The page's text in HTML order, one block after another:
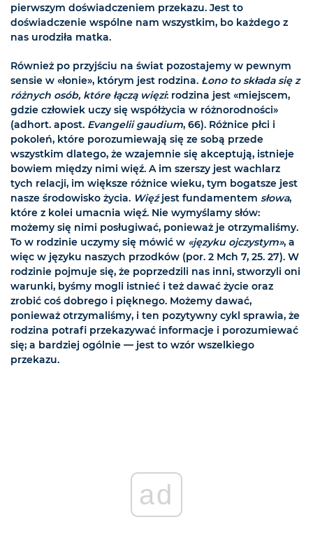
pierwszym doświadczeniem przekazu. Jest to
doświadczenie wspólne nam wszystkim, bo każdego z
nas urodziła matka.
Również po przyjściu na świat pozostajemy w pewnym
sensie w «łonie», którym jest rodzina. Łono to składa się z
różnych osób, które łączą więzi: rodzina jest «miejscem,
gdzie człowiek uczy się współżycia w różnorodności»
(adhort. apost. Evangelii gaudium, 66). Różnice płci i
pokoleń, które porozumiewają się ze sobą przede
wszystkim dlatego, że wzajemnie się akceptują, istnieje
bowiem między nimi więź. A im szerszy jest wachlarz
tych relacji, im większe różnice wieku, tym bogatsze jest
nasze środowisko życia. Więźjest fundamentem słowa,
które z kolei umacnia więź. Nie wymyślamy słów:
możemy się nimi posługiwać, ponieważ je otrzymaliśmy.
To w rodzinie uczymy się mówić w «języku ojczystym», a
więc w języku naszych przodków (por. 2 Mch 7, 25. 27). W
rodzinie pojmuje się, że poprzedzili nas inni, stworzyli oni
warunki, byśmy mogli istnieć i też dawać życie oraz
zrobić coś dobrego i pięknego. Możemy dawać,
ponieważ otrzymaliśmy, i ten pozytywny cykl sprawia, że
rodzina potrafi przekazywać informacje i porozumiewać
się; a bardziej ogólnie — jest to wzór wszelkiego
przekazu.
ad